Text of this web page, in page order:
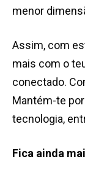
menor
Assim, com
mais com o
conectado.
Mantém-te
tecnologia,
Fica ainda